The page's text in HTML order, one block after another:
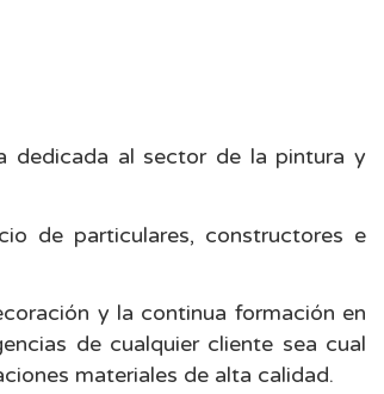
dedicada al sector de la pintura y
de particulares, constructores e
y la continua formación en
de cualquier cliente sea cual
materiales de alta calidad.